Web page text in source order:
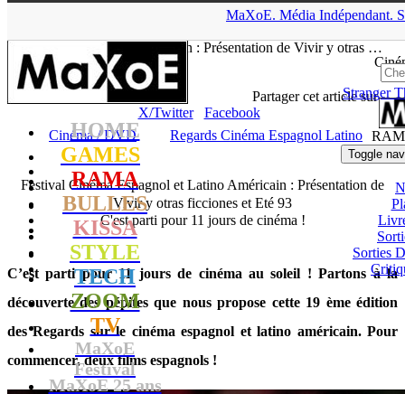
MaXoE. Média Indépendant.
HOME
GAMES
RAMA
BULLES
KISSA
STYLE
TECH
ZOOM
TV
MaXoE
Festival
MaXoE 25 ans
Ciné
Stranger
Toggle
Sorties
Espagnol et Latino Américain : Présentation de Vivir y otras …
Partager cet article sur
X/Twitter
Facebook
Cinéma / DVD
Regards Cinéma Espagnol Latino
Festival Cinéma Espagnol et Latino Américain : Présentation de
Vivir y otras ficciones et Eté 93
C'est parti pour 11 jours de cinéma !
C’est parti pour 11 jours de cinéma au soleil ! Partons à la
découverte des pépites que nous propose cette 19 ème édition
des Regards sur le cinéma espagnol et latino américain. Pour
commencer, deux films espagnols !